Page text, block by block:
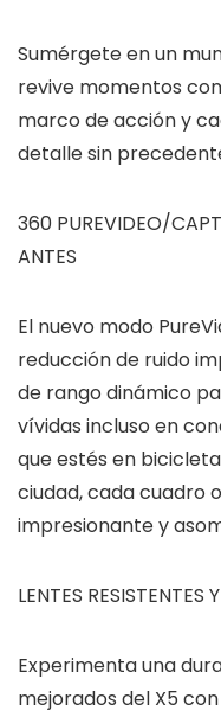
Sumérgete en un
revive momentos
marco de acción y
detalle sin
360 PUREVIDEO/
ANTES
El nuevo modo
reducción de ruido
de rango dinámico
vívidas incluso en
que estés en
ciudad, cada cuadro
impresionante y
LENTES RESISTENTES
Experimenta una
mejorados del X5